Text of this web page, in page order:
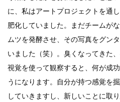
に、私はアートプロジェクトを通
肥化していました。まだチームが
ムツを発酵させ、その写真をグン
いました（笑）。臭くなってきた
視覚を使って観察すると、何が成
うになります。自分が持つ感覚を
していきますし、新しいことに取